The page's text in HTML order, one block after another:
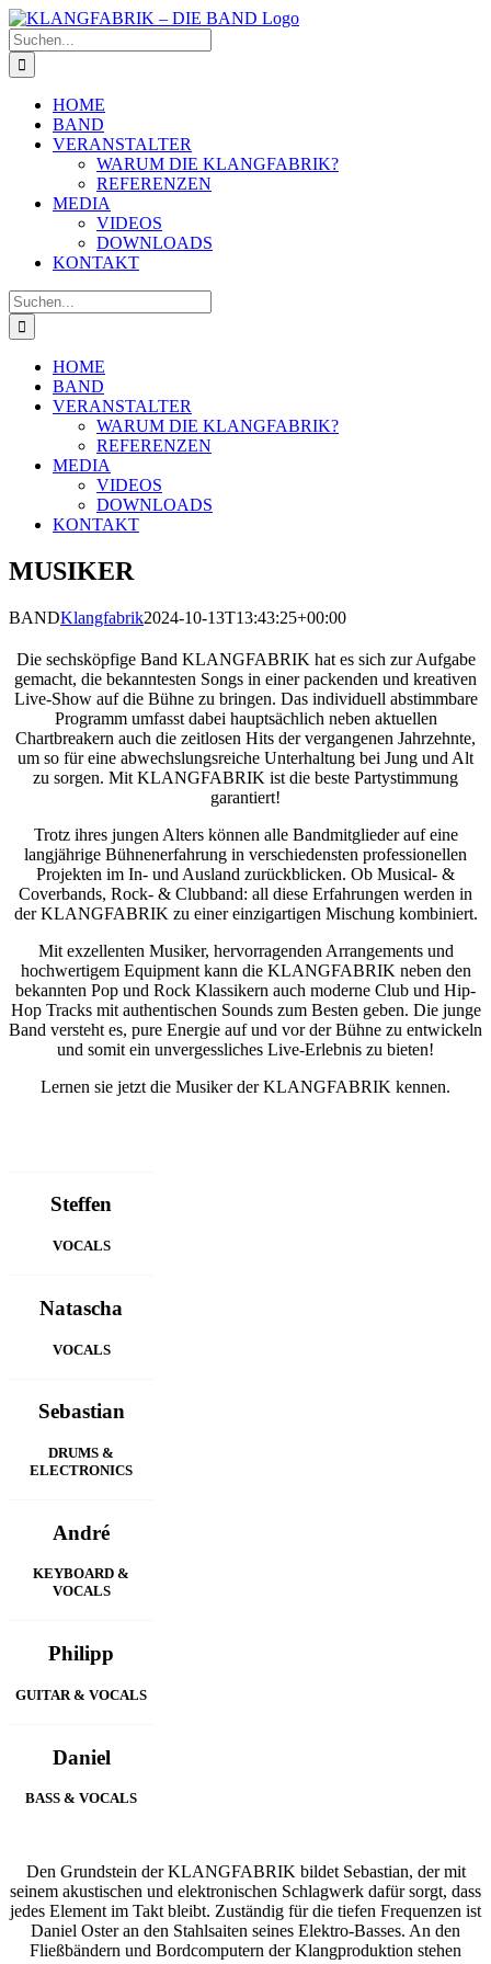
Zum
Inhalt
springen
Suche
nach:
HOME
BAND
VERANSTALTER
WARUM DIE KLANGFABRIK?
REFERENZEN
MEDIA
VIDEOS
DOWNLOADS
KONTAKT
Suche
nach:
HOME
BAND
VERANSTALTER
WARUM DIE KLANGFABRIK?
REFERENZEN
MEDIA
VIDEOS
DOWNLOADS
KONTAKT
MUSIKER
BANDKlangfabrik2024-10-13T13:43:25+00:00
Die sechsköpfige Band KLANGFABRIK hat es sich zur Aufgabe
gemacht, die bekanntesten Songs in einer packenden und kreativen
Live-Show auf die Bühne zu bringen. Das individuell abstimmbare
Programm umfasst dabei hauptsächlich neben aktuellen
Chartbreakern auch die zeitlosen Hits der vergangenen Jahrzehnte,
um so für eine abwechslungsreiche Unterhaltung bei Jung und Alt
zu sorgen. Mit KLANGFABRIK ist die beste Partystimmung
garantiert!
Trotz ihres jungen Alters können alle Bandmitglieder auf eine
langjährige Bühnenerfahrung in verschiedensten professionellen
Projekten im In- und Ausland zurückblicken. Ob Musical- &
Coverbands, Rock- & Clubband: all diese Erfahrungen werden in
der KLANGFABRIK zu einer einzigartigen Mischung kombiniert.
Mit exzellenten Musiker, hervorragenden Arrangements und
hochwertigem Equipment kann die KLANGFABRIK neben den
bekannten Pop und Rock Klassikern auch moderne Club und Hip-
Hop Tracks mit authentischen Sounds zum Besten geben. Die junge
Band versteht es, pure Energie auf und vor der Bühne zu entwickeln
und somit ein unvergessliches Live-Erlebnis zu bieten!
Lernen sie jetzt die Musiker der KLANGFABRIK kennen.
Steffen
VOCALS
Natascha
VOCALS
Sebastian
DRUMS &
ELECTRONICS
André
KEYBOARD &
VOCALS
Philipp
GUITAR & VOCALS
Daniel
BASS & VOCALS
Den Grundstein der KLANGFABRIK bildet Sebastian, der mit
seinem akustischen und elektronischen Schlagwerk dafür sorgt, dass
jedes Element im Takt bleibt. Zuständig für die tiefen Frequenzen ist
Daniel Oster an den Stahlsaiten seines Elektro-Basses. An den
Fließbändern und Bordcomputern der Klangproduktion stehen